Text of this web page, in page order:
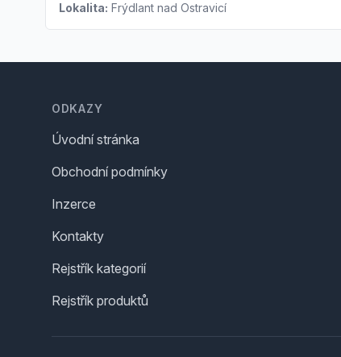
Lokalita: Frýdlant nad Ostravicí
ODKAZY
Úvodní stránka
Obchodní podmínky
Inzerce
Kontakty
Rejstřík kategorií
Rejstřík produktů